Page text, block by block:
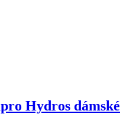
Hydros dámské